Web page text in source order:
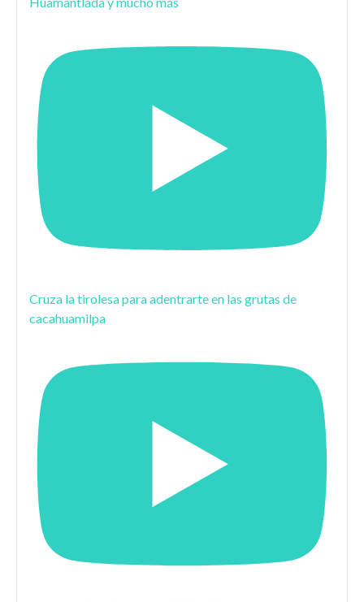
Cruza la tirolesa para adentrarte en las grutas de
cacahuamilpa